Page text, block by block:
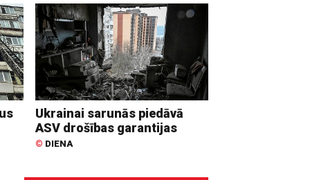
Ukrainai sarunās piedāvā
ASV drošības garantijas
© DIENA